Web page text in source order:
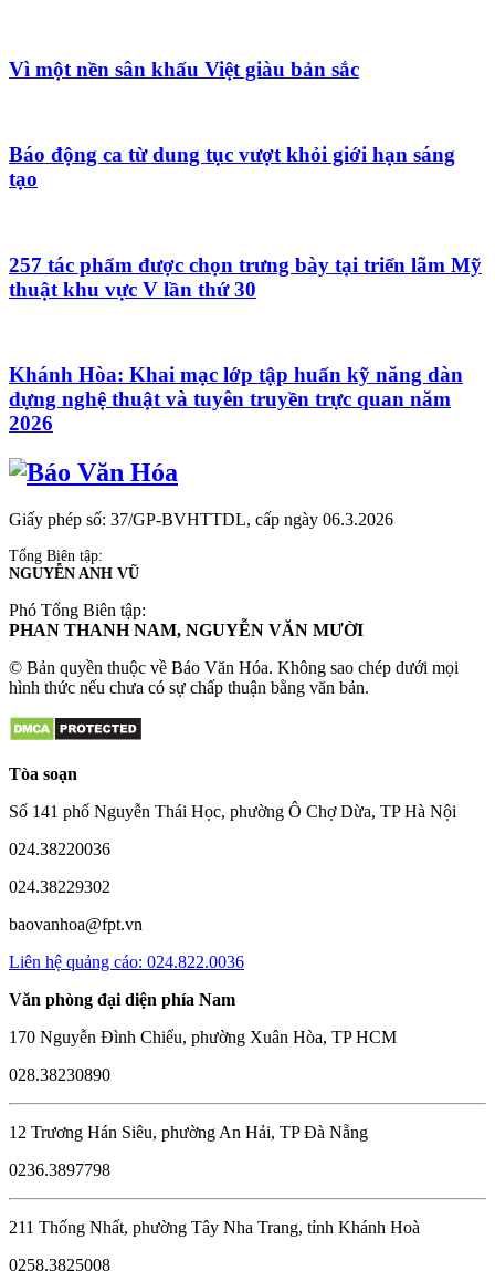
Vì một nền sân khấu Việt giàu bản sắc
Báo động ca từ dung tục vượt khỏi giới hạn sáng
tạo
257 tác phẩm được chọn trưng bày tại triển lãm Mỹ
thuật khu vực V lần thứ 30
Khánh Hòa: Khai mạc lớp tập huấn kỹ năng dàn
dựng nghệ thuật và tuyên truyền trực quan năm
2026
Giấy phép số: 37/GP-BVHTTDL, cấp ngày 06.3.2026
Tổng Biên tập:
NGUYỄN ANH VŨ
Phó Tổng Biên tập:
PHAN THANH NAM, NGUYỄN VĂN MƯỜI
© Bản quyền thuộc về Báo Văn Hóa. Không sao chép dưới mọi
hình thức nếu chưa có sự chấp thuận bằng văn bản.
Tòa soạn
Số 141 phố Nguyễn Thái Học, phường Ô Chợ Dừa, TP Hà Nội
024.38220036
024.38229302
baovanhoa@fpt.vn
Liên hệ quảng cáo: 024.822.0036
Văn phòng đại diện phía Nam
170 Nguyễn Đình Chiểu, phường Xuân Hòa, TP HCM
028.38230890
12 Trương Hán Siêu, phường An Hải, TP Đà Nẵng
0236.3897798
211 Thống Nhất, phường Tây Nha Trang, tỉnh Khánh Hoà
0258.3825008